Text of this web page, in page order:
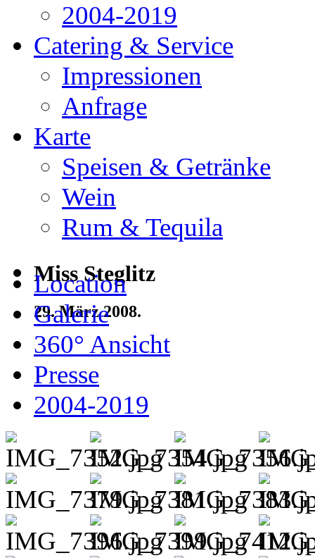
2004-2019
Catering & Service
Impressionen
Anfrage
Karte
Speisen & Getränke
Wein
Rum & Tequila
Miss Steglitz
29. März 2008.
Location
Galerie
360° Ansicht
Presse
2004-2019